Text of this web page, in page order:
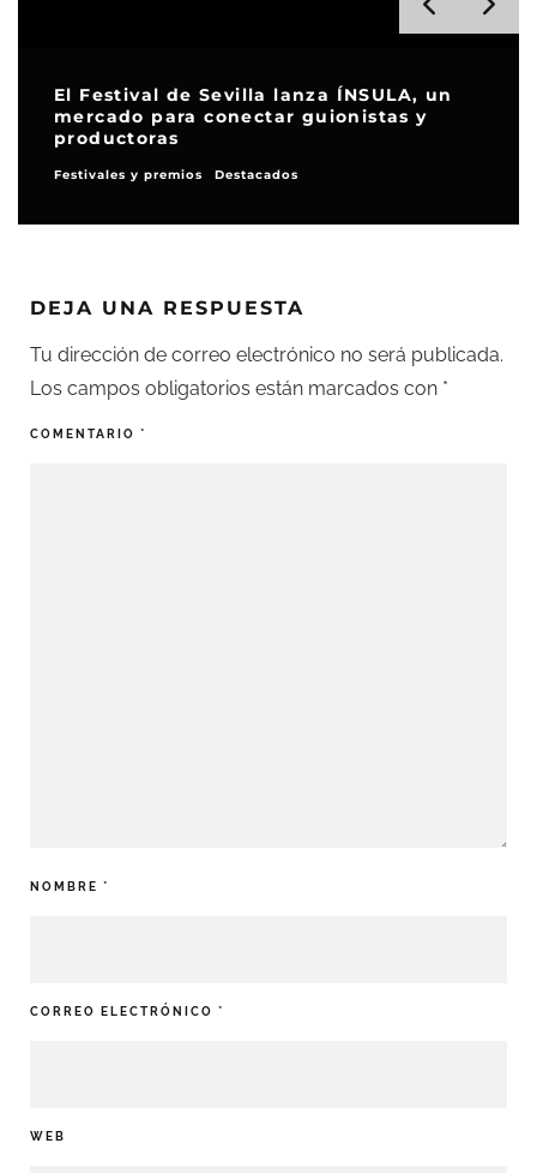
El Festival de Sevilla lanza ÍNSULA, un
mercado para conectar guionistas y
productoras
Festivales y premios Destacados
DEJA UNA RESPUESTA
Tu dirección de correo electrónico no será publicada.
Los campos obligatorios están marcados con *
COMENTARIO *
NOMBRE *
CORREO ELECTRÓNICO *
WEB